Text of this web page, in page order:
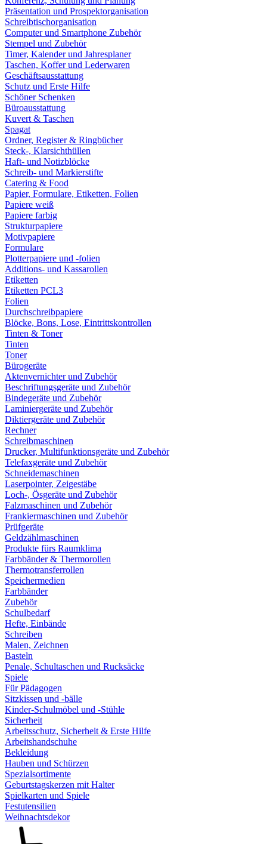
Präsentation und Prospektorganisation
Schreibtischorganisation
Computer und Smartphone Zubehör
Stempel und Zubehör
Timer, Kalender und Jahresplaner
Taschen, Koffer und Lederwaren
Geschäftsausstattung
Schutz und Erste Hilfe
Schöner Schenken
Büroausstattung
Kuvert & Taschen
Spagat
Ordner, Register & Ringbücher
Steck-, Klarsichthüllen
Haft- und Notizblöcke
Schreib- und Markierstifte
Catering & Food
Papier, Formulare, Etiketten, Folien
Papiere weiß
Papiere farbig
Strukturpapiere
Motivpapiere
Formulare
Plotterpapiere und -folien
Additions- und Kassarollen
Etiketten
Etiketten PCL3
Folien
Durchschreibpapiere
Blöcke, Bons, Lose, Eintrittskontrollen
Tinten & Toner
Tinten
Toner
Bürogeräte
Aktenvernichter und Zubehör
Beschriftungsgeräte und Zubehör
Bindegeräte und Zubehör
Laminiergeräte und Zubehör
Diktiergeräte und Zubehör
Rechner
Schreibmaschinen
Drucker, Multifunktionsgeräte und Zubehör
Telefaxgeräte und Zubehör
Schneidemaschinen
Laserpointer, Zeigestäbe
Loch-, Ösgeräte und Zubehör
Falzmaschinen und Zubehör
Frankiermaschinen und Zubehör
Prüfgeräte
Geldzählmaschinen
Produkte fürs Raumklima
Farbbänder & Thermorollen
Thermotransferrollen
Speichermedien
Farbbänder
Zubehör
Schulbedarf
Hefte, Einbände
Schreiben
Malen, Zeichnen
Basteln
Penale, Schultaschen und Rucksäcke
Spiele
Für Pädagogen
Sitzkissen und -bälle
Kinder-Schulmöbel und -Stühle
Sicherheit
Arbeitsschutz, Sicherheit & Erste Hilfe
Arbeitshandschuhe
Bekleidung
Hauben und Schürzen
Spezialsortimente
Geburtstagskerzen mit Halter
Spielkarten und Spiele
Festutensilien
Weihnachtsdekor